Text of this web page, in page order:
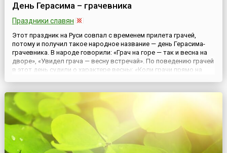
День Герасима – грачевника
Праздники славян
Этот праздник на Руси совпал с временем прилета грачей,
потому и получил такое народное название — день Герасима-
грачевника. В народе говорили: «Грач на горе — так и весна на
дворе», «Увидел грача — весну встречай». По поведению грачей
в этот день судили о характере весны: «Коли грачи прямо на